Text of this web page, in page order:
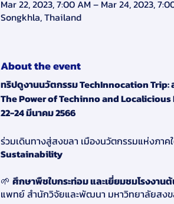
Mar 22, 2023, 7:00 AM – Mar 24, 2023,
Songkhla, Thailand
About the event
ทริปดูงานนวัตกรรม TechInnocation Trip:
The Power of Techinno and
22-24 มีนาคม 2566
ร่วมเดินทางสู่สงขลา เมืองนวัตกรรมแห่งภา
Sustainability
🌱 ศึกษาพืชใบกระท่อม และเยี่ยมชมโรงงา
แพทย์ สำนักวิจัยและพัฒนา มหาวิทยาลัยสง